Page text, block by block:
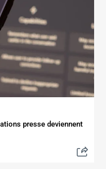
presse deviennent